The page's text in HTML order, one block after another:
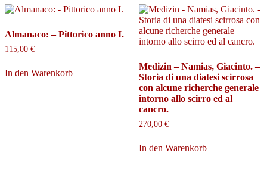
Almanaco: – Pittorico anno I.
115,00 €
In den Warenkorb
Medizin – Namias, Giacinto. –
Storia di una diatesi scirrosa
con alcune richerche generale
intorno allo scirro ed al
cancro.
270,00 €
In den Warenkorb